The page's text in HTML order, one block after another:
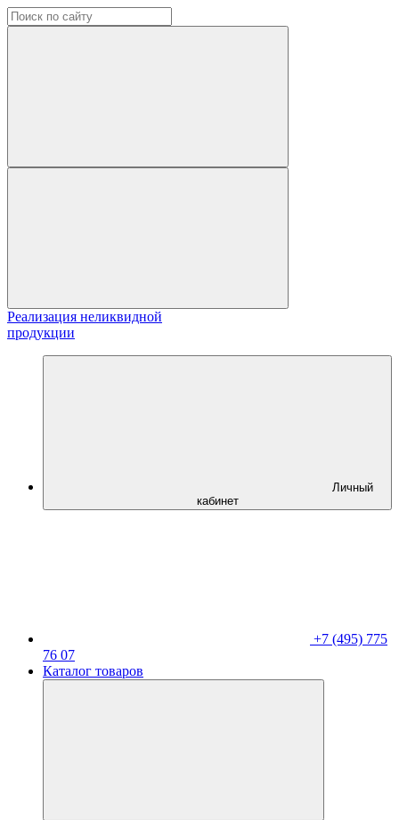
Реализация неликвидной
продукции
Личный
кабинет
+7 (495) 775
76 07
Каталог товаров